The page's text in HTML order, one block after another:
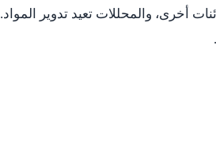
أخرى، والمحللات تعيد تدوير المواد.